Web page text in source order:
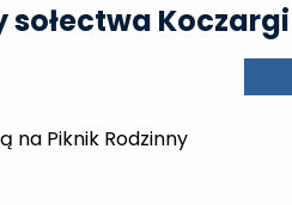
sołectwa
na Piknik Rodzinny